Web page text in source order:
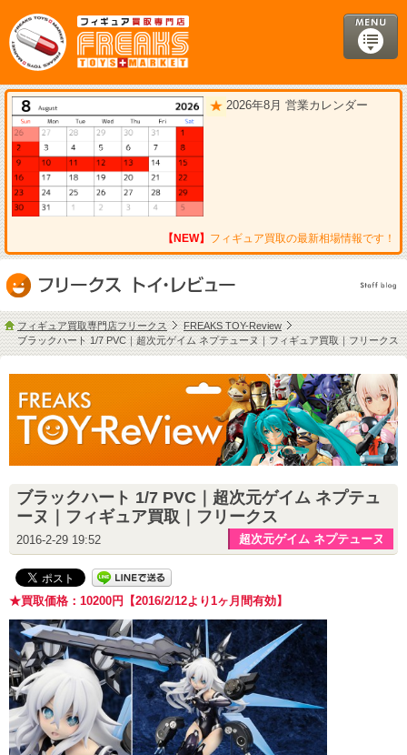
2026年8月 営業カレンダー
【NEW】 フィギュア買取の最新相場情報です！
フィギュア買取専門店フリークス
FREAKS TOY-Review
ブラックハート 1/7 PVC｜超次元ゲイム ネプテューヌ｜フィギュア買取｜フリークス
ブラックハート 1/7 PVC｜超次元ゲイム ネプテュ
ーヌ｜フィギュア買取｜フリークス
2016-2-29 19:52 超次元ゲイム ネプテューヌ
★買取価格：10200円【2016/2/12より1ヶ月間有効】